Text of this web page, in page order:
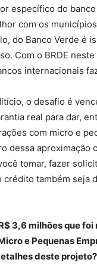
específico do
com os
do Banco Verde é
Com o BRDE
internacionais
o desafio é
real para dar,
com micro e
dessa
tomar, fazer
também seja
3,6 milhões que
e Pequenas
deste projeto?